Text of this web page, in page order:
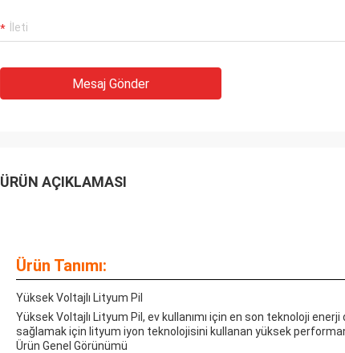
Mesaj Gönder
ÜRÜN AÇIKLAMASI
Ürün Tanımı:
Yüksek Voltajlı Lityum Pil
Yüksek Voltajlı Lityum Pil, ev kullanımı için en son teknoloji
sağlamak için lityum iyon teknolojisini kullanan yüksek
Ürün Genel Görünümü